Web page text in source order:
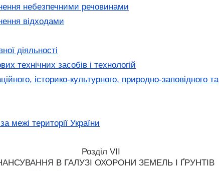
небезпечними речовинами
відходами
діяльності
технічних засобів і технологій
історико-культурного, природно-заповідного
межі території України
Розділ VII
В ГАЛУЗІ ОХОРОНИ ЗЕМЕЛЬ І ҐРУНТІВ